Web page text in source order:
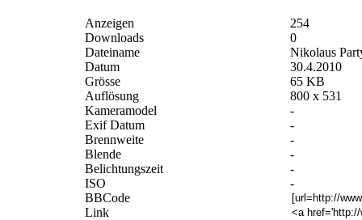
Anzeigen
254
Downloads
0
Dateiname
Nikolaus
Datum
30.4.2010
Grösse
65 KB
Auflösung
800 x 531
Kameramodel
-
Exif Datum
-
Brennweite
-
Blende
-
Belichtungszeit
-
ISO
-
BBCode
Link